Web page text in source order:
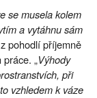
se musela kolem
a vytáhnu sám
pohodlí příjemně
„Výhody
při
vzhledem k váze